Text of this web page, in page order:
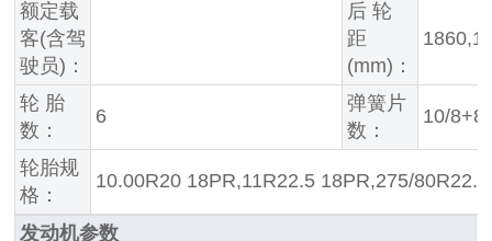
额定载
客(含驾
驶员)：
后 轮
距
(mm)：
轮 胎
数：
6
弹簧片
数：
10/
轮胎规
格：
10.00R20 18PR,11R22.5 18PR,275/
发动机参数